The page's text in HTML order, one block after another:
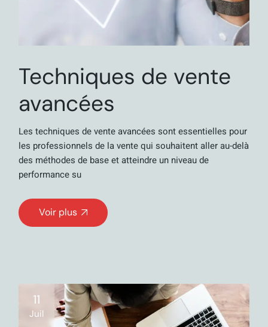
Techniques de vente
avancées
Les techniques de vente avancées sont essentielles pour
les professionnels de la vente qui souhaitent aller au-delà
des méthodes de base et atteindre un niveau de
performance su
Voir plus
11
Juil